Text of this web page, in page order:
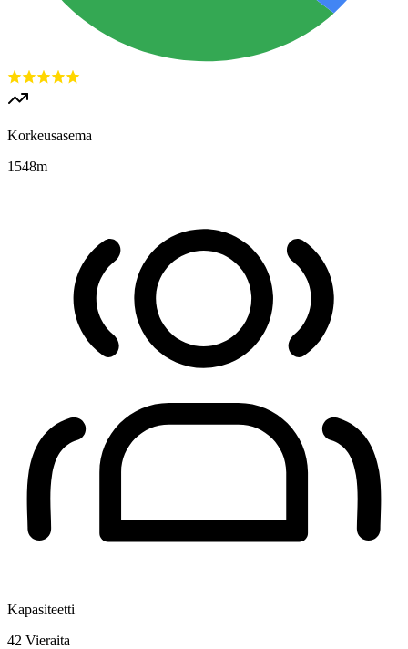
Korkeusasema
1548m
Kapasiteetti
42 Vieraita